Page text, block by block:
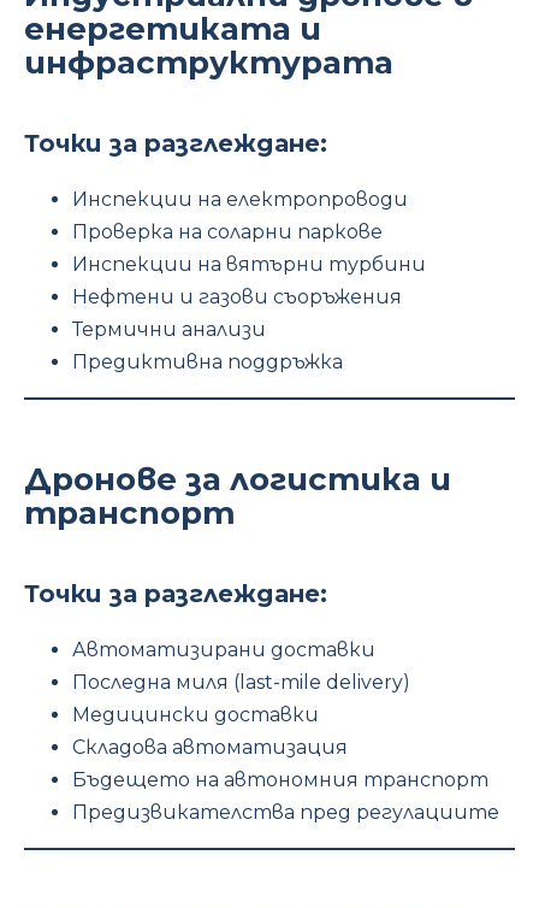
енергетиката и
инфраструктурата
Точки за разглеждане:
Инспекции на електропроводи
Проверка на соларни паркове
Инспекции на вятърни турбини
Нефтени и газови съоръжения
Термични анализи
Предиктивна поддръжка
Дронове за логистика и
транспорт
Точки за разглеждане:
Автоматизирани доставки
Последна миля (last-mile delivery)
Медицински доставки
Складова автоматизация
Бъдещето на автономния транспорт
Предизвикателства пред регулациите